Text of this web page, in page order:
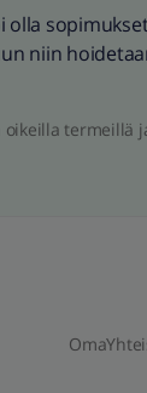
olla
niin
termeillä